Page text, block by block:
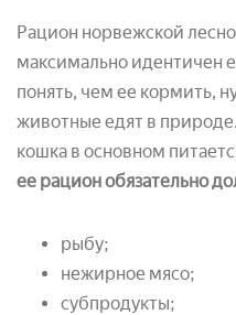
Рацион норвежской
максимально идентичен
понять, чем ее кормить,
животные едят в
кошка в основном
ее рацион обязательно
рыбу;
нежирное мясо;
субпродукты;